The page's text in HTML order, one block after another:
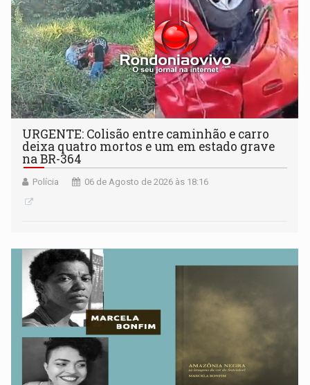
URGENTE: Colisão entre caminhão e carro
deixa quatro mortos e um em estado grave
na BR-364
Polícia 06 de Agosto de 2026 às 18:16